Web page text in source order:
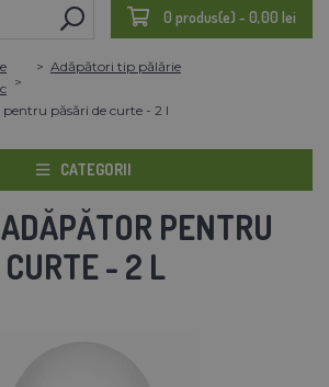
0 produs(e) - 0,00 lei
Adăpători tip pălărie
păsări de curte - 2 l
CATEGORII
PENTRU
- 2 L